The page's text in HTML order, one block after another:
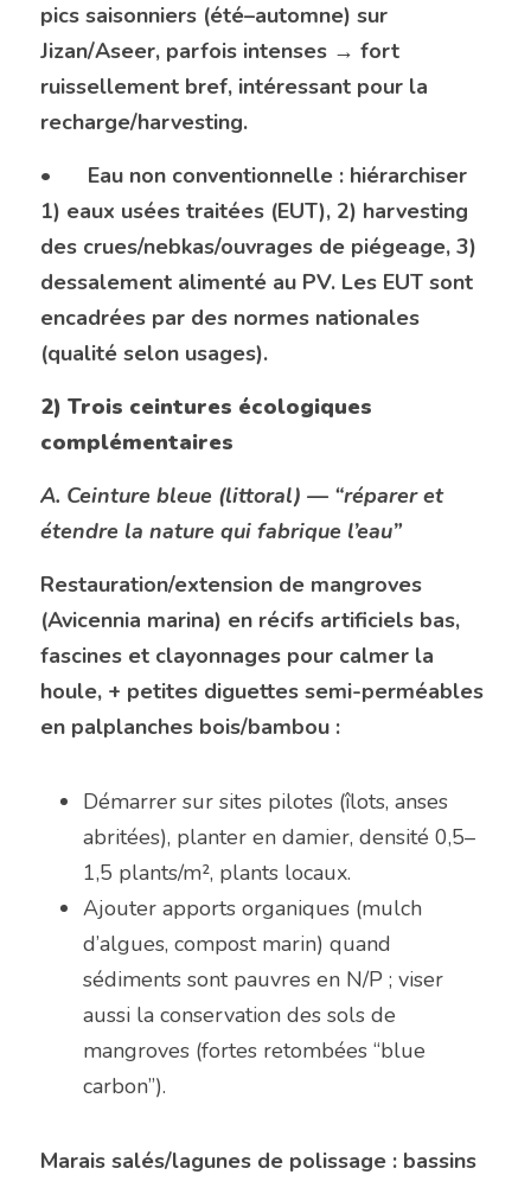
pics saisonniers (été–automne) sur
Jizan/Aseer, parfois intenses → fort
ruissellement bref, intéressant pour la
recharge/harvesting.
•	Eau non conventionnelle : hiérarchiser
1) eaux usées traitées (EUT), 2) harvesting
des crues/nebkas/ouvrages de piégeage, 3)
dessalement alimenté au PV. Les EUT sont
encadrées par des normes nationales
(qualité selon usages).
2) Trois ceintures écologiques
complémentaires
A. Ceinture bleue (littoral) — “réparer et
étendre la nature qui fabrique l’eau”
Restauration/extension de mangroves
(Avicennia marina) en récifs artificiels bas,
fascines et clayonnages pour calmer la
houle, + petites diguettes semi-perméables
en palplanches bois/bambou :
Démarrer sur sites pilotes (îlots, anses
abritées), planter en damier, densité 0,5–
1,5 plants/m², plants locaux.
Ajouter apports organiques (mulch
d’algues, compost marin) quand
sédiments sont pauvres en N/P ; viser
aussi la conservation des sols de
mangroves (fortes retombées “blue
carbon”).
Marais salés/lagunes de polissage : bassins